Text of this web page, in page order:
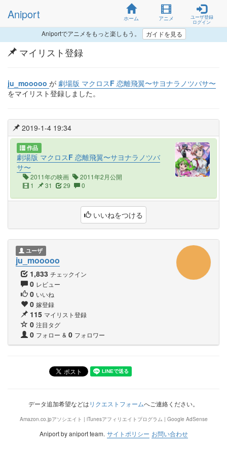
Aniport ホーム アニメ
ユーザ登録
ログイン
Aniportでアニメをもっと楽しもう。 ガイドを見る
マイリスト登録
ju_mooooo が 劇場版 マクロスF 恋離飛翼〜サヨナラノツバサ〜
をマイリスト登録しました。
2019-1-4 19:34
作品
劇場版 マクロスF 恋離飛翼〜サヨナラノツバ
サ〜
2011年の映画
2011年2月公開
1
31 29 0
いいねをつける
ユーザ
ju_mooooo
1,833 チェックイン
0 レビュー
0 いいね
0 嫁登録
115 マイリスト登録
0 注目タグ
0 フォロー & 0 フォロワー
データ追加希望などはリクエストフォームへご連絡ください。
Amazon.co.jpアソシエイト | iTunesアフィリエイトプログラム | Google AdSense
Aniport by aniport team. サイトポリシー お問い合わせ